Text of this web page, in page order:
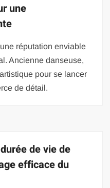
une
réputation enviable
Ancienne danseuse,
pour se lancer
de détail.
de vie de
efficace du